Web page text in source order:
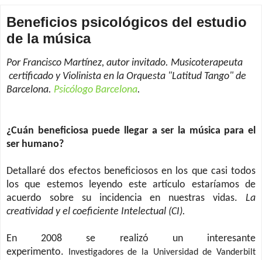
Beneficios psicológicos del estudio
de la música
Por Francisco Martínez, autor invitado. Musicoterapeuta
certificado y Violinista en la Orquesta "Latitud Tango" de
Barcelona. Psicólogo Barcelona.
¿Cuán beneficiosa puede llegar a ser la música para el
ser humano?
Detallaré dos efectos beneficiosos en los que casi todos
los que estemos leyendo este artículo estaríamos de
acuerdo sobre su incidencia en nuestras vidas. La
creatividad y el coeficiente Intelectual (CI).
En 2008 se realizó un interesante
experimento.
Investigadores de la Universidad de Vanderbilt